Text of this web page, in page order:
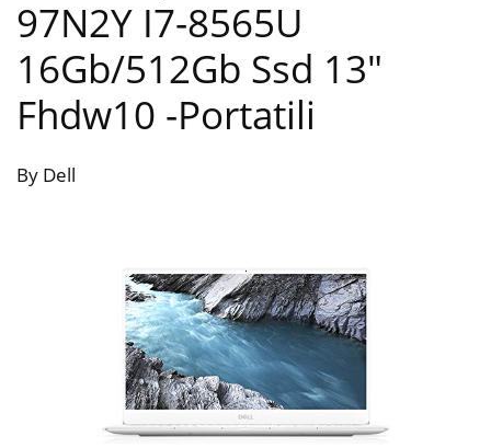
97N2Y I7-8565U
16Gb/512Gb Ssd 13″
Fhdw10 -Portatili
By Dell